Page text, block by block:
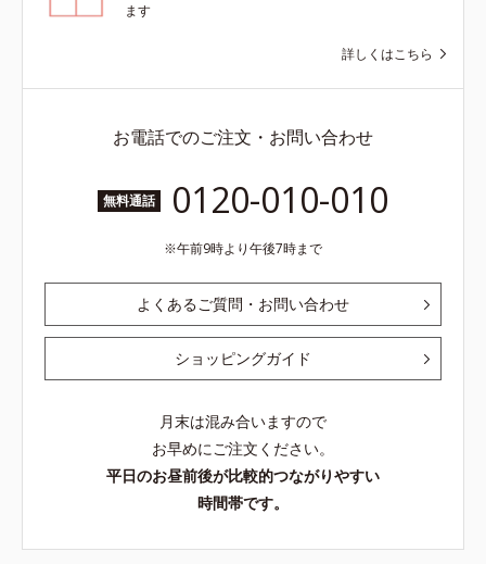
ます
詳しくはこちら
お電話でのご注文・お問い合わせ
無料通話 0120-010-010
午前9時より午後7時まで
よくあるご質問・お問い合わせ
ショッピングガイド
月末は混み合いますので
お早めにご注文ください。
平日のお昼前後が比較的つながりやすい
時間帯です。